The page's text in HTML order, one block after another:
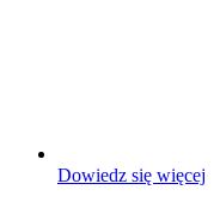
Dowiedz się więcej